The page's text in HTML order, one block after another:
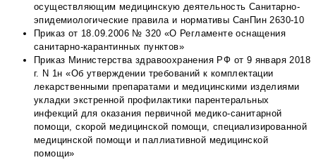
осуществляющим медицинскую деятельность Санитарно-
эпидемиологические правила и нормативы СанПин 2630-10
Приказ от 18.09.2006 № 320 «О Регламенте оснащения
санитарно-карантинных пунктов»
Приказ Министерства здравоохранения РФ от 9 января 2018
г. N 1н «Об утверждении требований к комплектации
лекарственными препаратами и медицинскими изделиями
укладки экстренной профилактики парентеральных
инфекций для оказания первичной медико-санитарной
помощи, скорой медицинской помощи, специализированной
медицинской помощи и паллиативной медицинской
помощи»